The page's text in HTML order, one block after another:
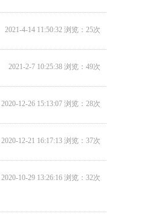
2021-4-14 11:50:32 浏览：25次
2021-2-7 10:25:38 浏览：49次
2020-12-26 15:13:07 浏览：28次
2020-12-21 16:17:13 浏览：37次
2020-10-29 13:26:16 浏览：32次